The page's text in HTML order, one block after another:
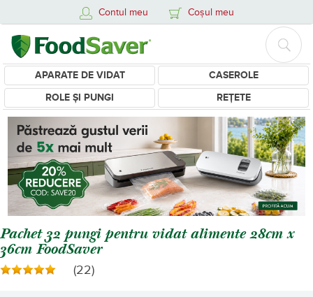
Contul meu Coșul meu
APARATE DE VIDAT
CASEROLE
ROLE ȘI PUNGI
REȚETE
Pachet 32 pungi pentru vidat alimente 28cm x
36cm FoodSaver
(22)